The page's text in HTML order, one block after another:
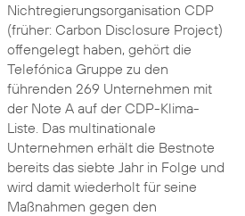
Nichtregierungsorganisation CDP
(früher: Carbon Disclosure Project)
offengelegt haben, gehört die
Telefónica Gruppe zu den
führenden 269 Unternehmen mit
der Note A auf der CDP-Klima-
Liste. Das multinationale
Unternehmen erhält die Bestnote
bereits das siebte Jahr in Folge und
wird damit wiederholt für seine
Maßnahmen gegen den